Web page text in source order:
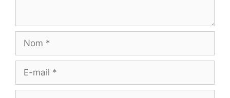
mail